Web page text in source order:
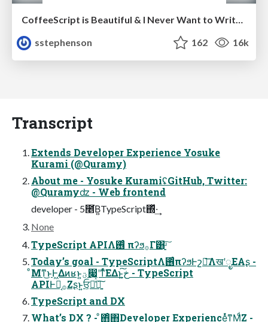
sstephenson
162 16k
Transcript
Extends Developer Experience Yosuke
Kurami (@Quramy)
About me - Yosuke KuramiʢGitHub, Twitter:
@Quramyʣ - Web frontend
developer - 5೥͘Β͍TypeScript΍ͬͯ·͢
None
TypeScript APIΛ࢖ͬͨ πʔϧ࡞Γ͸ָ͍ͧ͠
Today’s goal - TypeScriptΛ࢖ͬͨπʔϧͰշద͞ΛखʹೖΕΑ͏ʂ -
ͦΜͳ͜ͱͰ͖Δͷʁͱ͍͏ؾ෇͖ʹͳͬͯ͘ΕΔͱخ͍͠ - TypeScript
APIͰԿ͔࡞Ζ͏ʂͱ͍͏ਓ͕૿͑ͯཉ͍͠
TypeScript and DX
What’s DX ? - ͦ΋ͦ΋Developer ExperienceͬͯͳΜͩΖ͏ -